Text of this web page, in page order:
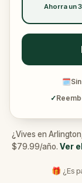
Ahorra un
🗓
✓
¿Vives en
$79.99/año. Ver
🎁 ¿Es